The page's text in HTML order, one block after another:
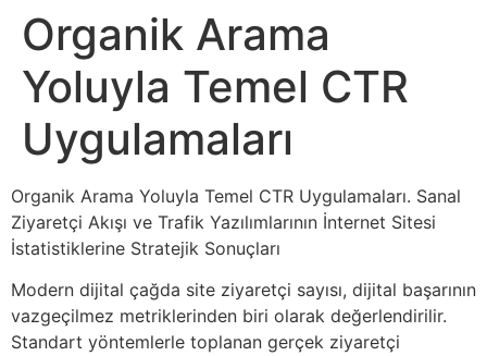
Organik Arama
Yoluyla Temel CTR
Uygulamaları
Organik Arama Yoluyla Temel CTR Uygulamaları. Sanal
Ziyaretçi Akışı ve Trafik Yazılımlarının İnternet Sitesi
İstatistiklerine Stratejik Sonuçları
Modern dijital çağda site ziyaretçi sayısı, dijital başarının
vazgeçilmez metriklerinden biri olarak değerlendirilir.
Standart yöntemlerle toplanan gerçek ziyaretçi